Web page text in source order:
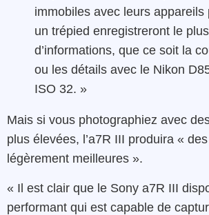
immobiles avec leurs appareils
un trépied enregistreront le plus
d’informations, que ce soit la
ou les détails avec le Nikon
ISO 32. »
Mais si vous photographiez avec
plus élevées, l’a7R III produira «
légèrement meilleures ».
« Il est clair que le Sony a7R III
performant qui est capable de